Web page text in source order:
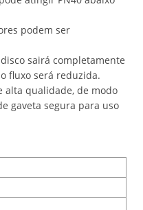
podem ser
sairá completamente
fluxo será reduzida.
alta qualidade, de modo
gaveta segura para uso